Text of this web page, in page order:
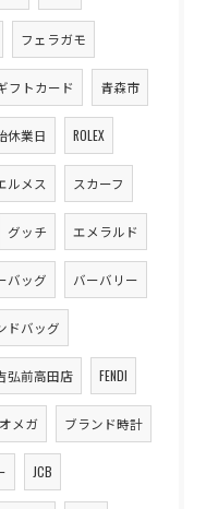
フェラガモ
フトカード 青森市
休業日 ROLEX
ルメス スカーフ
グッチ エメラルド
バッグ バーバリー
ドバッグ
弘前高田店 FENDI
オメガ ブランド時計
JCB